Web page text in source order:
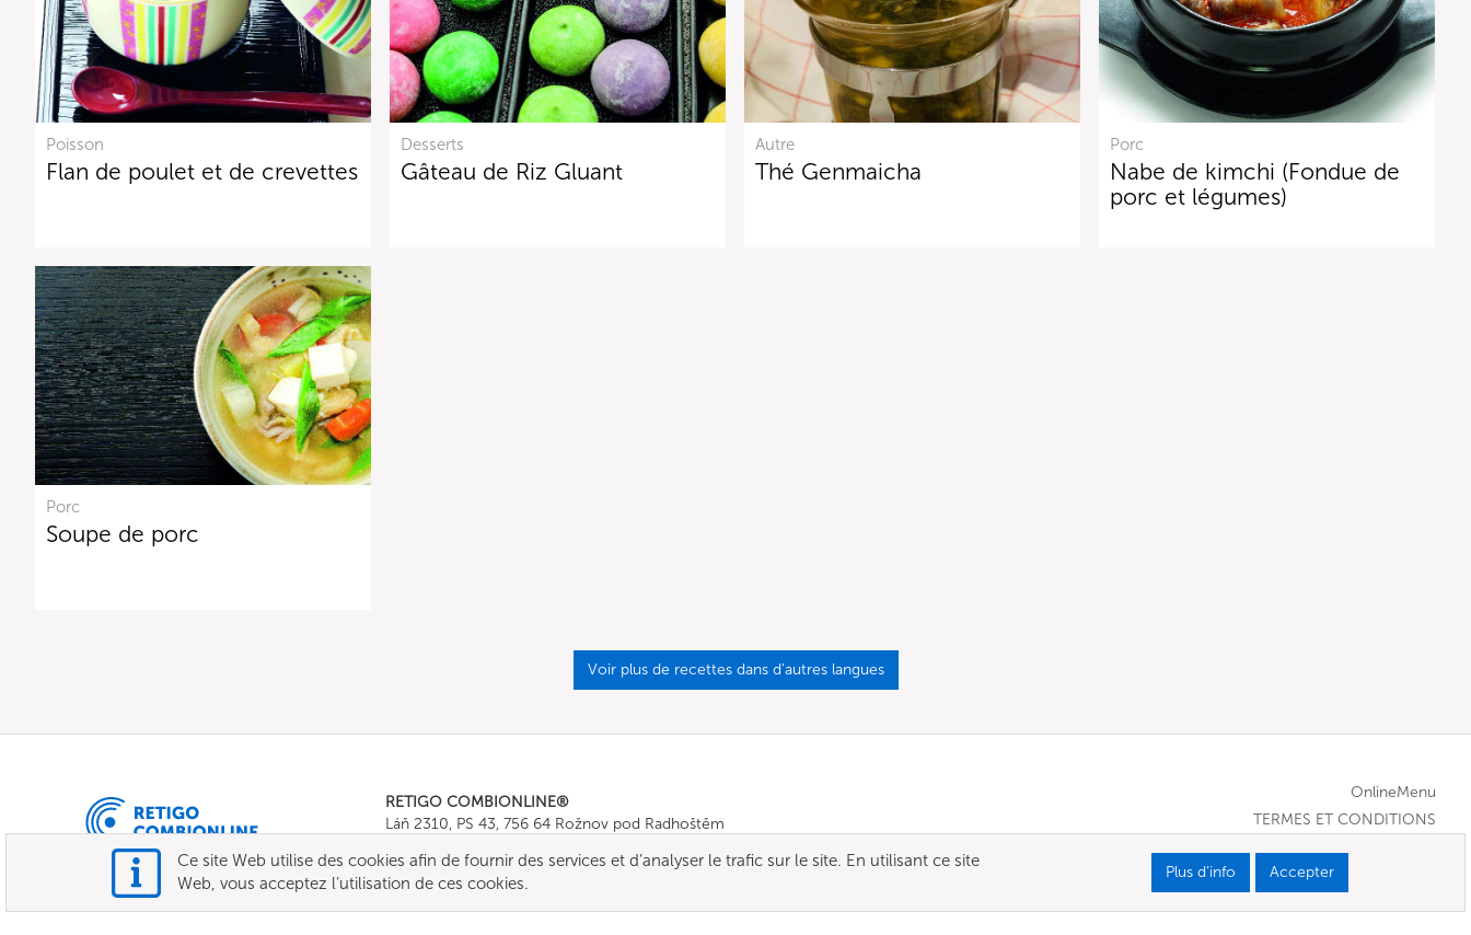
Poisson
Flan de poulet et de crevettes
Desserts
Gâteau de Riz Gluant
Autre
Thé Genmaicha
Porc
Nabe de kimchi (Fondue de
porc et légumes)
Porc
Soupe de porc
Voir plus de recettes dans d'autres langues
RETIGO COMBIONLINE®
Láň 2310, PS 43, 756 64 Rožnov pod Radhoštěm
E-mail: info@combionline.com
OnlineMenu
TERMES ET CONDITIONS
Ce site Web utilise des cookies afin de fournir des services et d’analyser le trafic sur le site. En utilisant ce site
Web, vous acceptez l’utilisation de ces cookies.
Plus d’info Accepter